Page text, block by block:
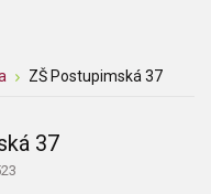
ZŠ Postupimská 37
37